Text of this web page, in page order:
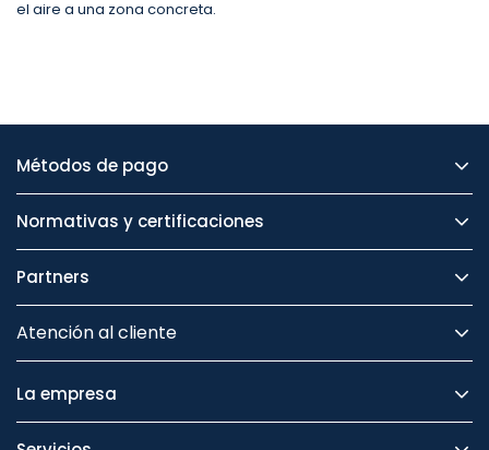
el aire a una zona concreta.
Métodos de pago
Normativas y certificaciones
Partners
Atención al cliente
La empresa